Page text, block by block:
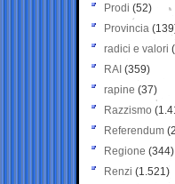
Prodi (52)
Provincia
radici e valori
RAI (359)
rapine (37)
Razzismo
Referendum
Regione (344)
Renzi (1.521)